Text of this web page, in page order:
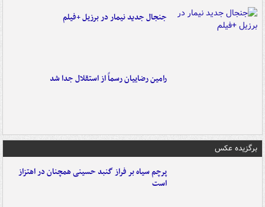
جنجال جدید نیمار در برزیل +فیلم
رامین رضاییان رسماً از استقلال جدا شد
برگزیده عکس
پرچم سیاه بر فراز گنبد حسینی همچنان در اهتزاز
است